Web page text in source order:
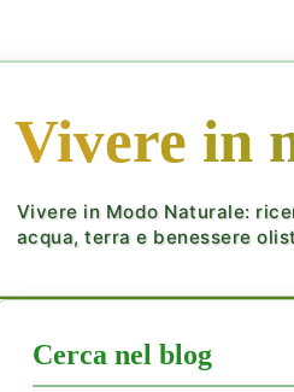
Vivere in
Vivere in Modo Naturale:
acqua, terra e benessere
Cerca nel blog